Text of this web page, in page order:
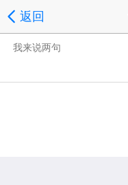
返回